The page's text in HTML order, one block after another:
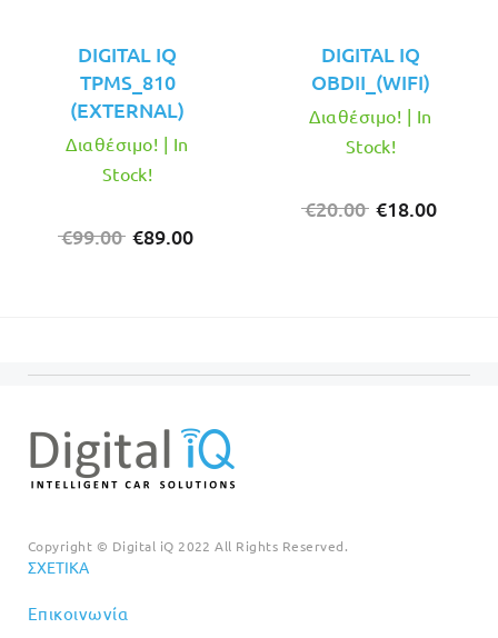
DIGITAL IQ
TPMS_810
(EXTERNAL)
€99.00 Original
€89.00
Διαθέσιμο! | In
Stock!
DIGITAL IQ
OBDII_(WIFI)
€20.00 Original
€18.00
Διαθέσιμο! | In
Stock!
Copyright © Digital iQ 2022 All Rights Reserved.
ΣΧΕΤΙΚΆ
Επικοινωνία